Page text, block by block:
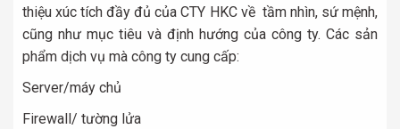
thiệu xúc tích đầy đủ của CTY HKC về tầm nhìn, sứ mệnh,
cũng như mục tiêu và định hướng của công ty. Các sản
phẩm dịch vụ mà công ty cung cấp:
Server/máy chủ
Firewall/ tường lửa